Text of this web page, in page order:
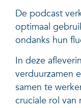
De podcast
optimaal
ondanks hun
In deze
verduurzamen
samen te
cruciale rol van